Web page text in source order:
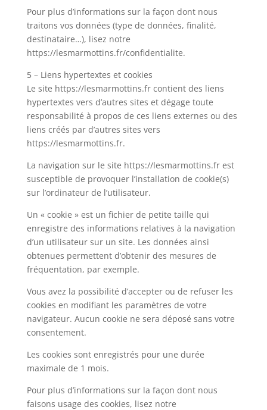
Pour plus d’informations sur la façon dont nous
traitons vos données (type de données, finalité,
destinataire…), lisez notre
https://lesmarmottins.fr/confidentialite.
5 – Liens hypertextes et cookies
Le site https://lesmarmottins.fr contient des liens
hypertextes vers d’autres sites et dégage toute
responsabilité à propos de ces liens externes ou des
liens créés par d’autres sites vers
https://lesmarmottins.fr.
La navigation sur le site https://lesmarmottins.fr est
susceptible de provoquer l’installation de cookie(s)
sur l’ordinateur de l’utilisateur.
Un « cookie » est un fichier de petite taille qui
enregistre des informations relatives à la navigation
d’un utilisateur sur un site. Les données ainsi
obtenues permettent d’obtenir des mesures de
fréquentation, par exemple.
Vous avez la possibilité d’accepter ou de refuser les
cookies en modifiant les paramètres de votre
navigateur. Aucun cookie ne sera déposé sans votre
consentement.
Les cookies sont enregistrés pour une durée
maximale de 1 mois.
Pour plus d’informations sur la façon dont nous
faisons usage des cookies, lisez notre